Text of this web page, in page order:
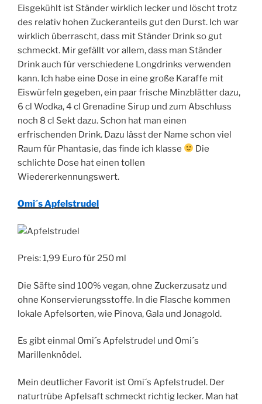
Eisgekühlt ist Ständer wirklich lecker und löscht trotz
des relativ hohen Zuckeranteils gut den Durst. Ich war
wirklich überrascht, dass mit Ständer Drink so gut
schmeckt. Mir gefällt vor allem, dass man Ständer
Drink auch für verschiedene Longdrinks verwenden
kann. Ich habe eine Dose in eine große Karaffe mit
Eiswürfeln gegeben, ein paar frische Minzblätter dazu,
6 cl Wodka, 4 cl Grenadine Sirup und zum Abschluss
noch 8 cl Sekt dazu. Schon hat man einen
erfrischenden Drink. Dazu lässt der Name schon viel
Raum für Phantasie, das finde ich klasse
Die
schlichte Dose hat einen tollen
Wiedererkennungswert.
Omi´s Apfelstrudel
Preis: 1,99 Euro für 250 ml
Die Säfte sind 100% vegan, ohne Zuckerzusatz und
ohne Konservierungsstoffe. In die Flasche kommen
lokale Apfelsorten, wie Pinova, Gala und Jonagold.
Es gibt einmal Omi´s Apfelstrudel und Omi´s
Marillenknödel.
Mein deutlicher Favorit ist Omi´s Apfelstrudel. Der
naturtrübe Apfelsaft schmeckt richtig lecker. Man hat